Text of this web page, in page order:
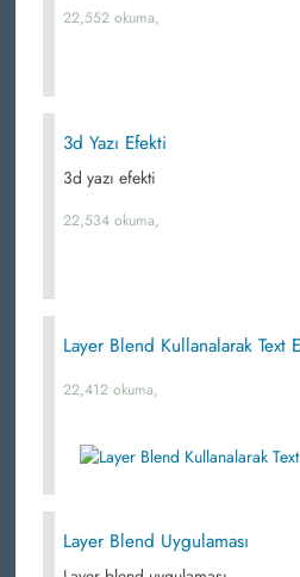
22,552 okuma,
3d Yazı Efekti
3d yazı efekti
22,534 okuma,
Layer Blend Kullanalarak Text
22,412 okuma,
Layer Blend Uygulaması